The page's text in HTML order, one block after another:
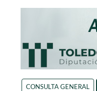
CONSULTA GENERAL